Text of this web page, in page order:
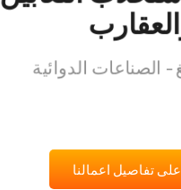
- الصناعات الدوائية
تفاصيل اعمالنا